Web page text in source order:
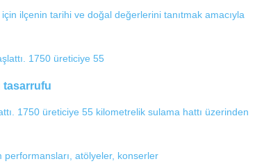
ilçenin tarihi ve doğal değerlerini tanıtmak amacıyla
tasarrufu
1750 üreticiye 55 kilometrelik sulama hattı üzerinden